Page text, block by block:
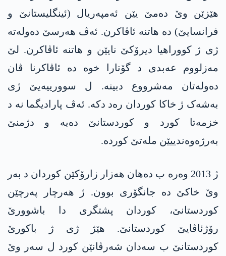
ھێزێن وێ دەمێ یێن ئەمپەریال (ئینگلیستانێ و
فرانسایێ) دە ھاتنە ئاڤاکرن. ئەڤ ھەرسێ دەولەتە
ژی ژ کووراهیا دیرۆکێ نایێن و ھاتنە ئاڤاکرن. لێ
مەزلووم عەبدی د گۆتارا خوە دە ئاڤاکرنا ڤان
دەولەتان مەشرووع دبینە. ل سوورییەیێ ژی
بەشەک ژ خاکا کوردان رەد دکە. ئەڤ پارادیگما نە د
خزمەتا کورد و کوردستانێ دەیە و دژمنێ
بەرژەوەندییێن ملەتێ کوردە.
ژ 2013 وەرە ب دەهان هەزار زارۆکێن کوردان د بەر
وێ خاکێ دە جانگۆری بوون. ژ ھەرچار پەرچێن
کوردستانێ، کوردان پشتگری دا باشوورێ
رۆژئاڤایێ کوردستانێ. هێژ ژی ژ باکورێ
کوردستانێ ب سەدان شەرڤانێن کورد ل سەر وێ